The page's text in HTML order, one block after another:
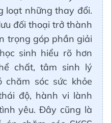
loạt những thay đổi.
đối thoại trở thành
trọng góp phần giải
sinh hiểu rõ hơn
chất, tâm sinh lý
sóc sức khỏe
độ, hành vi lành
yêu. Đây cũng là